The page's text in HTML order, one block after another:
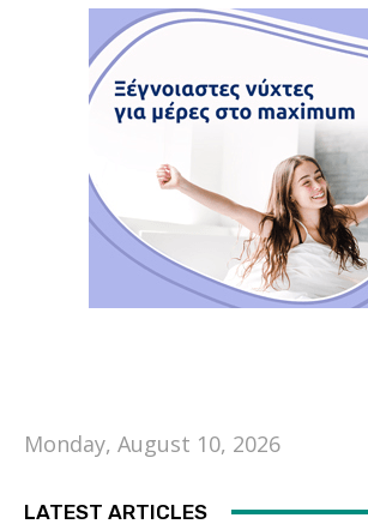
Monday, August 10, 2026
LATEST ARTICLES